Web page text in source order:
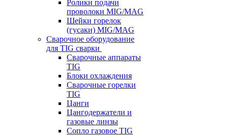
Ролики подачи
проволоки MIG/MAG
Шейки горелок
(гусаки) MIG/MAG
Сварочное оборудование
для TIG сварки
Сварочные аппараты
TIG
Блоки охлаждения
Сварочные горелки
TIG
Цанги
Цангодержатели и
газовые линзы
Сопло газовое TIG